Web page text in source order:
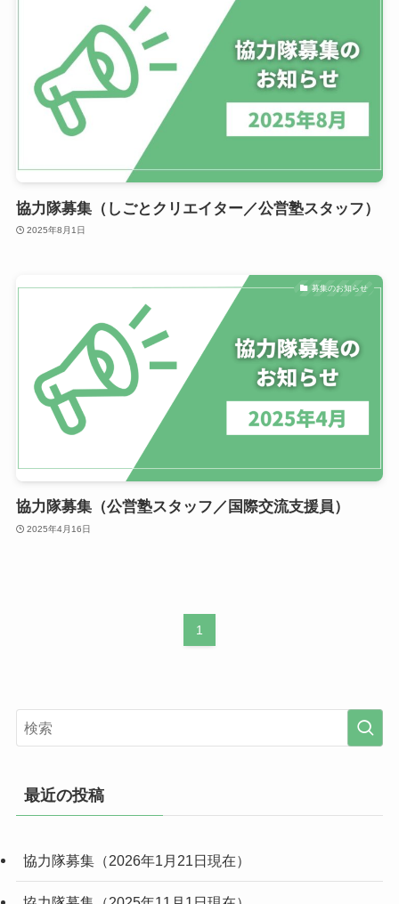
協力隊募集（しごとクリエイター／公営塾スタッフ）
2025年8月1日
募集のお知らせ
協力隊募集（公営塾スタッフ／国際交流支援員）
2025年4月16日
1
最近の投稿
協力隊募集（2026年1月21日現在）